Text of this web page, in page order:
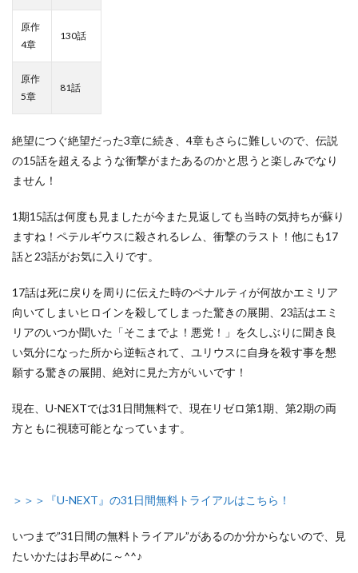
原作
4章
130話
原作
5章
81話
絶望につぐ絶望だった3章に続き、4章もさらに難しいので、伝説
の15話を超えるような衝撃がまたあるのかと思うと楽しみでなり
ません！
1期15話は何度も見ましたが今また見返しても当時の気持ちが蘇り
ますね！ペテルギウスに殺されるレム、衝撃のラスト！他にも17
話と23話がお気に入りです。
17話は死に戻りを周りに伝えた時のペナルティが何故かエミリア
向いてしまいヒロインを殺してしまった驚きの展開、23話はエミ
リアのいつか聞いた「そこまでよ！悪党！」を久しぶりに聞き良
い気分になった所から逆転されて、ユリウスに自身を殺す事を懇
願する驚きの展開、絶対に見た方がいいです！
現在、U-NEXTでは31日間無料で、現在リゼロ第1期、第2期の両
方ともに視聴可能となっています。
＞＞＞『U-NEXT』の31日間無料トライアルはこちら！
いつまで”31日間の無料トライアル”があるのか分からないので、
見
たいかたはお早めに～^^♪